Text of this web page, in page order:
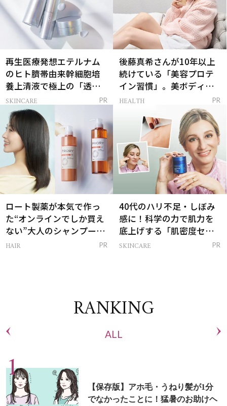
再生医療発想エテルナム
のヒト臍帯由来幹細胞培
養上清液で極上の「透明
感ハリ肌」へ
SKINCARE PR
後藤真希さんが10年以上
続けている「美容プロテ
イン習慣」。美ボディを
支える朝ルーティンと
HEALTH PR
ロート製薬が本気で作っ
た“オンラインでしか買え
ない”大人のシャンプー＆
トリートメントって？
HAIR PR
40代のハリ不足・しぼみ
感に！科学の力で肌力を
底上げする「肌密度セラ
ム」
SKINCARE PR
RANKING
ALL
【保存版】アホ毛・うねり髪が1分
でなかったことに！猛暑のお助けヘ